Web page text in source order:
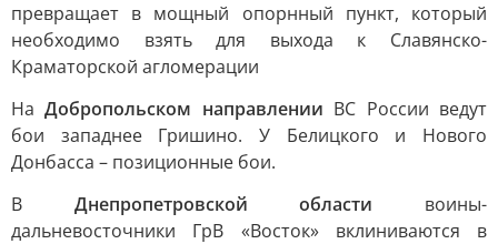
превращает в мощный опорнный пункт, который
необходимо взять для выхода к Славянско-
Краматорской агломерации
НаДобропольском направлении ВС России ведут
бои западнее Гришино. У Белицкого и Нового
Донбасса – позиционные бои.
В Днепропетровской области воины-
дальневосточники ГрВ «Восток» вклиниваются в